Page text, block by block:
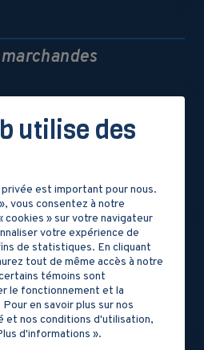
utilise des
est important pour nous.
vous consentez à notre
cookies » sur votre navigateur
votre expérience de
de statistiques. En cliquant
tout de même accès à notre
témoins sont
le fonctionnement et la
en savoir plus sur nos
et nos conditions d'utilisation,
d'informations ».